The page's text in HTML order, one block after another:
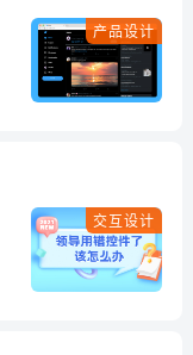
产品设计
交互设计